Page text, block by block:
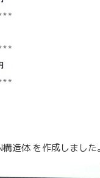
造体 を作成しました。